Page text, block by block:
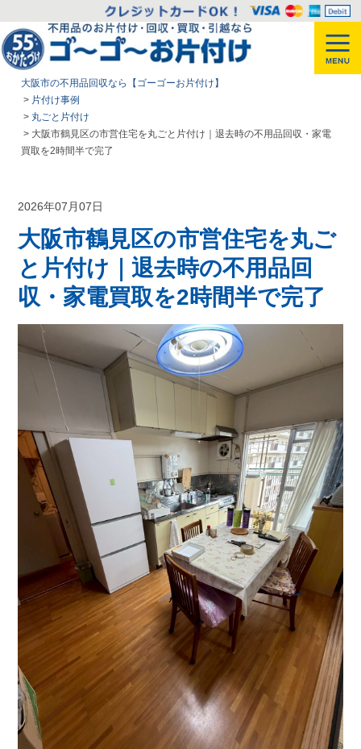
大阪市の不用品回収なら【ゴーゴーお片付け】
> 片付け事例
> 丸ごと片付け
> 大阪市鶴見区の市営住宅を丸ごと片付け｜退去時の不用品回収・家電
買取を2時間半で完了
2026年07月07日
大阪市鶴見区の市営住宅を丸ご
と片付け｜退去時の不用品回
収・家電買取を2時間半で完了